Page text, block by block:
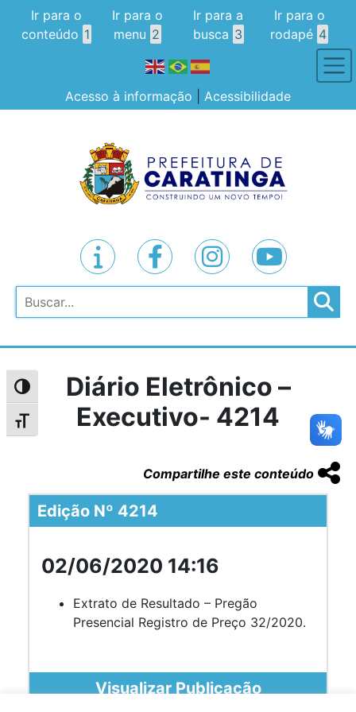
Alternar alto contraste
Alternar tamanho da fonte
Ir para o
conteúdo 1
Ir para o
menu 2
Ir para a
busca 3
Ir para o
rodapé 4
Acesso à informação Acessibilidade
Pesquisar
Diário Eletrônico –
Executivo- 4214
Compartilhe este conteúdo
Edição Nº 4214
02/06/2020 14:16
Extrato de Resultado – Pregão
Presencial Registro de Preço 32/2020.
Visualizar Publicação